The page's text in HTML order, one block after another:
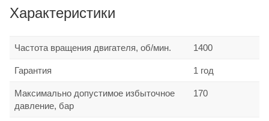
Характеристики
Частота вращения двигателя, об/мин. 1400
Гарантия 1 год
Максимально допустимое избыточное
давление, бар
170